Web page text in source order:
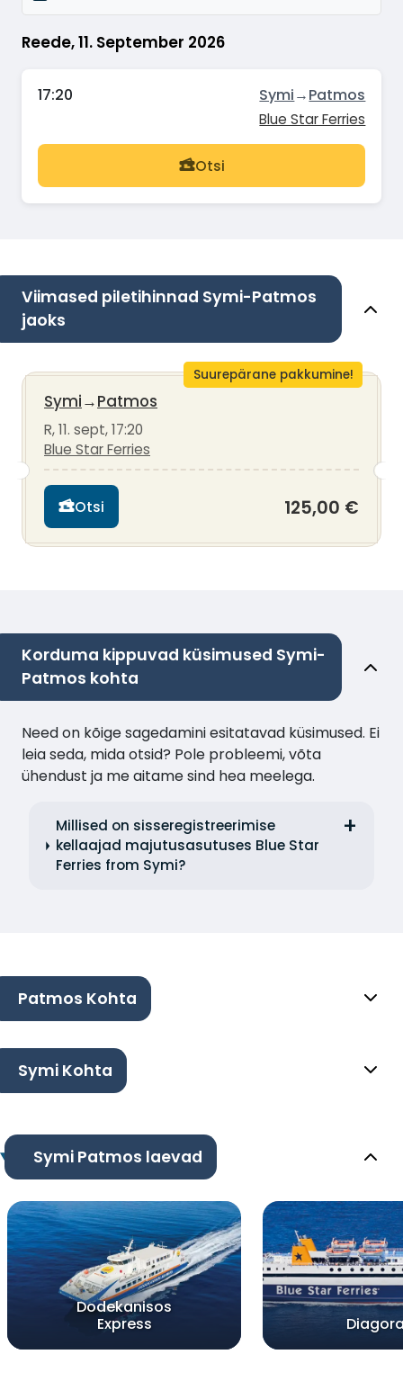
Reede, 11. September 2026
17:20 Symi→Patmos
Blue Star Ferries
Otsi
Viimased piletihinnad Symi-Patmos
jaoks
Suurepärane pakkumine!
Symi→Patmos
R, 11. sept, 17:20
Blue Star Ferries
Otsi 125,00 €
Korduma kippuvad küsimused Symi-
Patmos kohta
Need on kõige sagedamini esitatavad küsimused. Ei
leia seda, mida otsid? Pole probleemi, võta
ühendust ja me aitame sind hea meelega.
Millised on sisseregistreerimise
kellaajad majutusasutuses Blue Star
Ferries from Symi?
Patmos Kohta
Symi Kohta
Symi Patmos laevad
Dodekanisos
Express